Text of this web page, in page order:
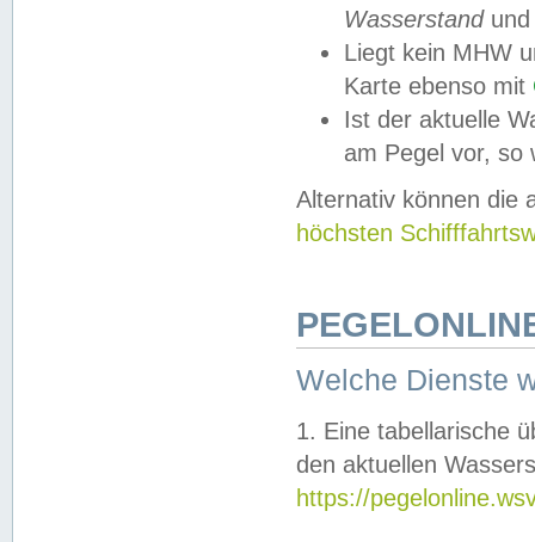
Wasserstandund
Liegt kein MHW
Karte ebenso mit
Ist der aktuelle
am Pegel vor,
Alternativ können die
höchsten
Welche Dienste
1. Eine tabellarische
den aktuellen
https://